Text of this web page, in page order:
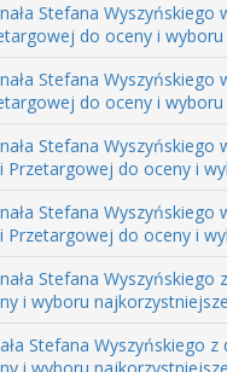
Stefana Wyszyńskiego
do oceny i
Stefana Wyszyńskiego
do oceny i
Stefana Wyszyńskiego
do oceny i
Stefana Wyszyńskiego
do oceny i
Stefana Wyszyńskiego
i wyboru
Stefana Wyszyńskiego